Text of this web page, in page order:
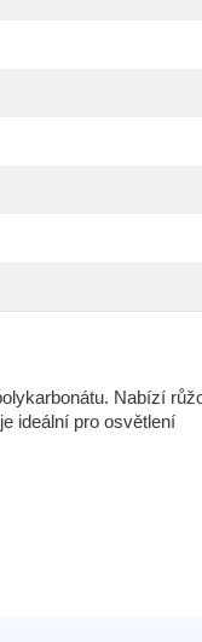
Nabízí
ideální pro osvětlení